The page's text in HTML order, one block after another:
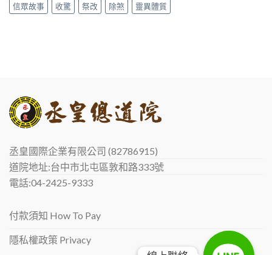
信眾故事 收驚 祭改 除煞 靈異體質
丞皇國際企業有限公司 (82786915)
道院地址:台中市北屯區敦和路333號
電話:04-2425-9333
付款須知 How To Pay
隱私權政策 Privacy